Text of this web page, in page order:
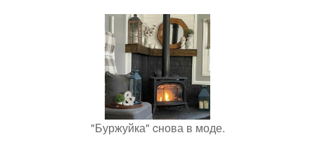
"Буржуйка" cнова в моде.